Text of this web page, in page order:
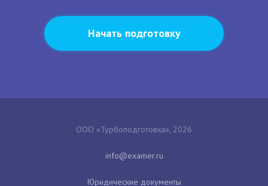
Начать подготовку
ООО «Турбоподготовка», 2026
Юридические документы